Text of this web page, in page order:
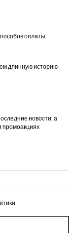
оплаты
длинную историю
новости, а
промоакциях